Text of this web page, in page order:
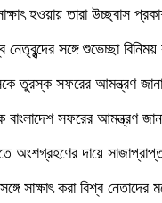
হওয়ায় তারা উচ্ছ্বাস
নেতৃবৃন্দের সঙ্গে শুভেচ্ছা
তুরস্ক সফরের আমন্ত্রণ
সফরের আমন্ত্রণ
অংশগ্রহণের দায়ে
সাক্ষাৎ করা বিশ্ব